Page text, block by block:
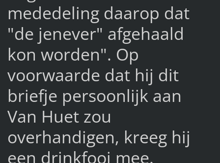
mededeling daarop dat
"de jenever" afgehaald
kon worden". Op
voorwaarde dat hij dit
briefje persoonlijk aan
Van Huet zou
overhandigen, kreeg hij
een drinkfooi mee.